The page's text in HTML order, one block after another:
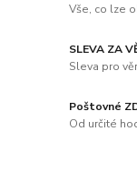
Vše, co lze
SLEVA ZA
Sleva pro
Poštovné
Od určité